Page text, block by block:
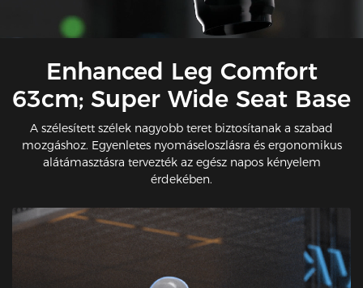
Enhanced Leg Comfort
63cm; Super Wide Seat Base
A szélesített szélek nagyobb teret biztosítanak a szabad
mozgáshoz. Egyenletes nyomáseloszlásra és ergonomikus
alátámasztásra tervezték az egész napos kényelem
érdekében.